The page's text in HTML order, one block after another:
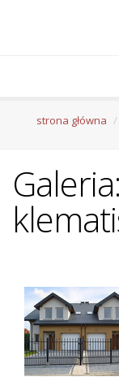
strona główna